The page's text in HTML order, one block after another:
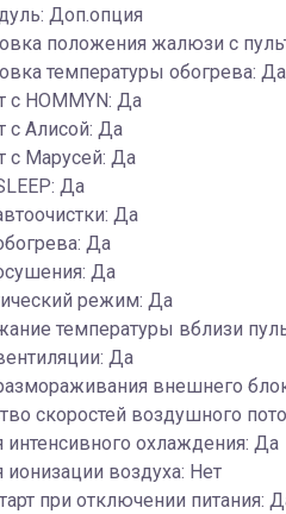
Доп.опция
положения жалюзи с
температуры обогрева: Да
с HOMMYN: Да
с Алисой: Да
с Марусей: Да
Да
Да
Да
Да
режим: Да
температуры вблизи
Да
внешнего
скоростей воздушного
интенсивного охлаждения: Да
воздуха: Нет
при отключении питания: